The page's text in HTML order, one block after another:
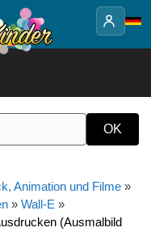
Animation und Filme »
» Wall-E »
(Ausmalbild